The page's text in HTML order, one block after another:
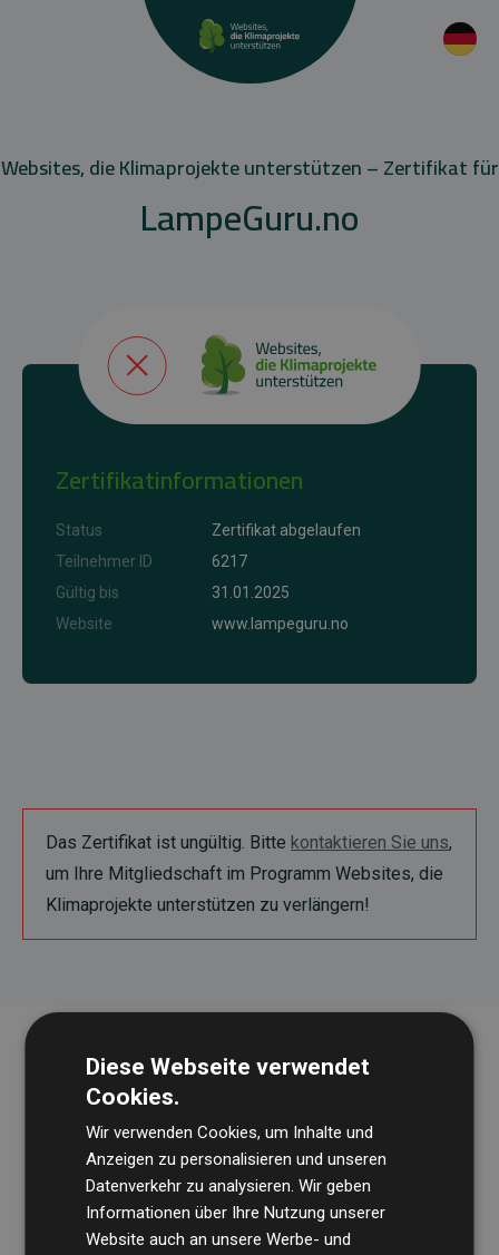
Websites, die Klimaprojekte unterstützen – Zertifikat für
LampeGuru.no
Zertifikatinformationen
Status
Zertifikat abgelaufen
Teilnehmer ID
6217
Gültig bis
31.01.2025
Website
www.lampeguru.no
Das Zertifikat ist ungültig. Bitte kontaktieren Sie uns,
um Ihre Mitgliedschaft im Programm Websites, die
Klimaprojekte unterstützen zu verlängern!
Die Wirtschaftsprüfungsgesellschaft BDOüberprüft
regelmäßig unsere Berechnungen und Methodik, um
Diese Webseite verwendet
Cookies.
Wir verwenden Cookies, um Inhalte und
Anzeigen zu personalisieren und unseren
Datenverkehr zu analysieren. Wir geben
Informationen über Ihre Nutzung unserer
Website auch an unsere Werbe- und